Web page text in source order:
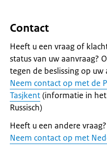
Contact
Heeft u een vraag of
status van uw aanvraag?
tegen de beslissing op uw
Neem contact op met de
Tasjkent(informatie in het
Russisch)
Heeft u een andere vraag?
Neem contact op met